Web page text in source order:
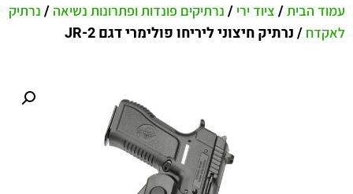
עמוד הבית/ ציוד ירי / נרתיקים פונדות ופתרונות נשיאה / נרתיק
לאקדח / נרתיק חיצוני ליריחו פולימרי דגם JR-2